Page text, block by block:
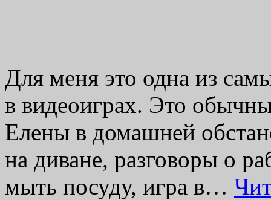
Для меня это одна из
в видеоиграх. Это
Елены в домашней
на диване, разговоры о
мыть посуду, игра в…